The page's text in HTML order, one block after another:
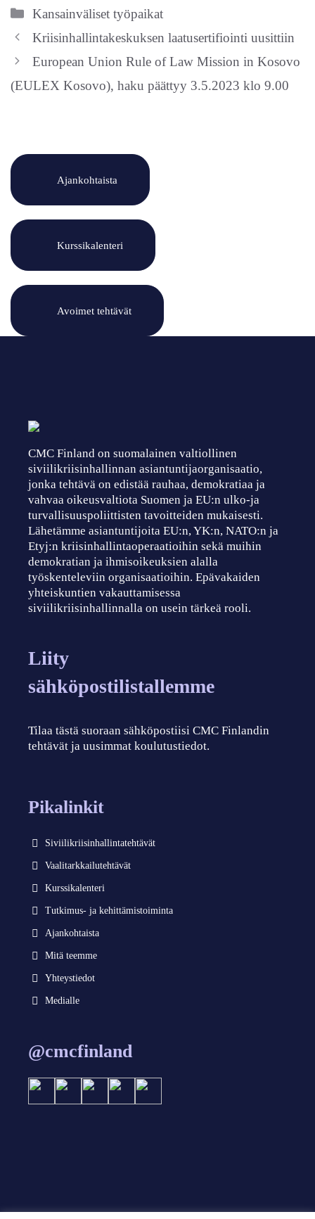
Kategoriat
Kansainväliset työpaikat
Kriisinhallintakeskuksen laatusertifiointi uusittiin
European Union Rule of Law Mission in Kosovo
(EULEX Kosovo), haku päättyy 3.5.2023 klo 9.00
Ajankohtaista
Kurssikalenteri
Avoimet tehtävät
CMC Finland on suomalainen valtiollinen
siviilikriisinhallinnan asiantuntijaorganisaatio,
jonka tehtävä on edistää rauhaa, demokratiaa ja
vahvaa oikeusvaltiota Suomen ja EU:n ulko-ja
turvallisuuspoliittisten tavoitteiden mukaisesti.
Lähetämme asiantuntijoita EU:n, YK:n, NATO:n ja
Etyj:n kriisinhallintaoperaatioihin sekä muihin
demokratian ja ihmisoikeuksien alalla
työskenteleviin organisaatioihin. Epävakaiden
yhteiskuntien vakauttamisessa
siviilikriisinhallinnalla on usein tärkeä rooli.
Liity
sähköpostilistallemme
Tilaa tästä suoraan sähköpostiisi CMC Finlandin
tehtävät ja uusimmat koulutustiedot.
Pikalinkit
Siviilikriisinhallintatehtävät
Vaalitarkkailutehtävät
Kurssikalenteri
Tutkimus- ja kehittämistoiminta
Ajankohtaista
Mitä teemme
Yhteystiedot
Medialle
@cmcfinland